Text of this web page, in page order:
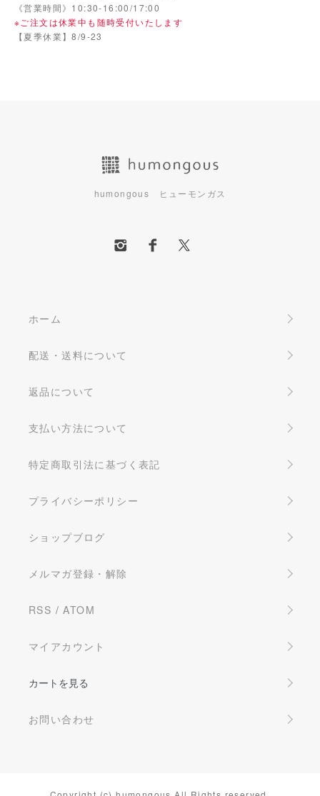
《営業時間》10:30-16:00/17:00
※ご注文は休業中も随時受付いたします
【夏季休業】8/9-23
humongous ヒューモンガス
ホーム
配送・送料について
返品について
支払い方法について
特定商取引法に基づく表記
プライバシーポリシー
ショップブログ
メルマガ登録・解除
RSS /ATOM
マイアカウント
カートを見る
お問い合わせ